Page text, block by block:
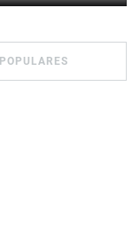
POPULARES